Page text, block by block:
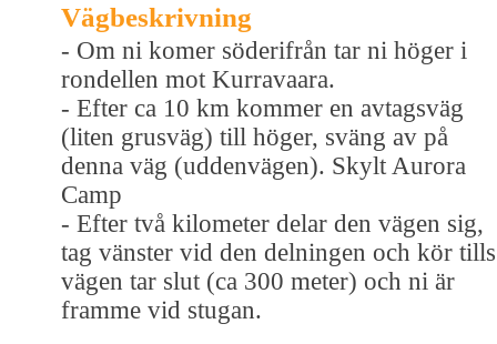
Vägbeskrivning
- Om ni komer söderifrån tar ni höger i
rondellen mot Kurravaara.
- Efter ca 10 km kommer en avtagsväg
(liten grusväg) till höger, sväng av på
denna väg (uddenvägen). Skylt Aurora
Camp
- Efter två kilometer delar den vägen sig,
tag vänster vid den delningen och kör tills
vägen tar slut (ca 300 meter) och ni är
framme vid stugan.